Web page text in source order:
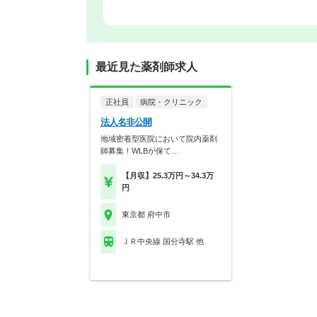
最近見た薬剤師求人
正社員 病院・クリニック
法人名非公開
地域密着型医院において院内薬剤
師募集！WLBが保て…
【月収】25.3万円～34.3万
円
東京都 府中市
ＪＲ中央線 国分寺駅 他